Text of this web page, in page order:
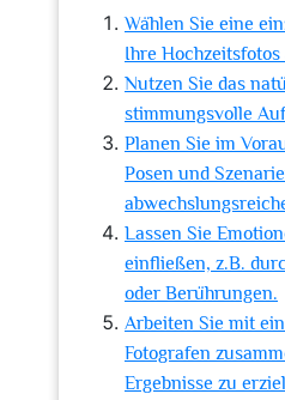
Wählen Sie eine
Ihre Hochzeitsfotos
Nutzen Sie das
stimmungsvolle
Planen Sie im
Posen und
Lassen Sie
einfließen, z.B.
oder Berührungen.
Arbeiten Sie mit
Fotografen
Ergebnisse zu